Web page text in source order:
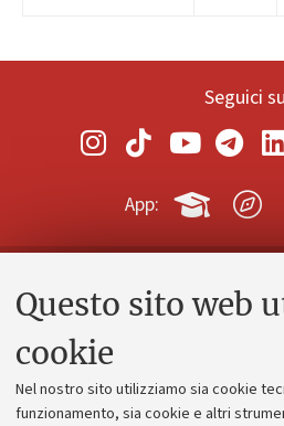
Questo sito web
cookie
Nel nostro sito utilizziamo sia cookie
funzionamento, sia cookie e altri
Seguici
App:
Contatti e
Alumni